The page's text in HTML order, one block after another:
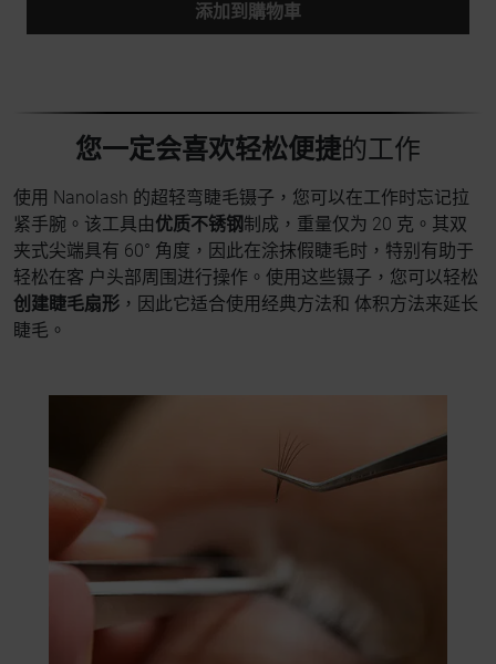
添加到購物車
您一定会喜欢轻松便捷的工作
使用 Nanolash 的超轻弯睫毛镊子，您可以在工作时忘记拉
紧手腕。该工具由优质不锈钢制成，重量仅为 20 克。其双
夹式尖端具有 60° 角度，因此在涂抹假睫毛时，特别有助于
轻松在客 户头部周围进行操作。使用这些镊子，您可以轻松
创建睫毛扇形 ，因此它适合使用经典方法和 体积方法来延长
睫毛。